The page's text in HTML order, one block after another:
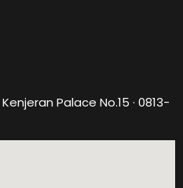
Palace No.15 · 0813-